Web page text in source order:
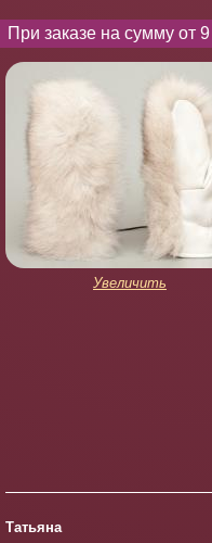
При заказе на сумму
Увеличить
Татьяна